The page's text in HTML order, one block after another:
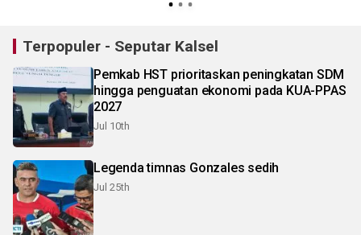
Terpopuler - Seputar Kalsel
Pemkab HST prioritaskan peningkatan SDM
hingga penguatan ekonomi pada KUA-PPAS
2027
Jul 10th
Legenda timnas Gonzales sedih
Jul 25th